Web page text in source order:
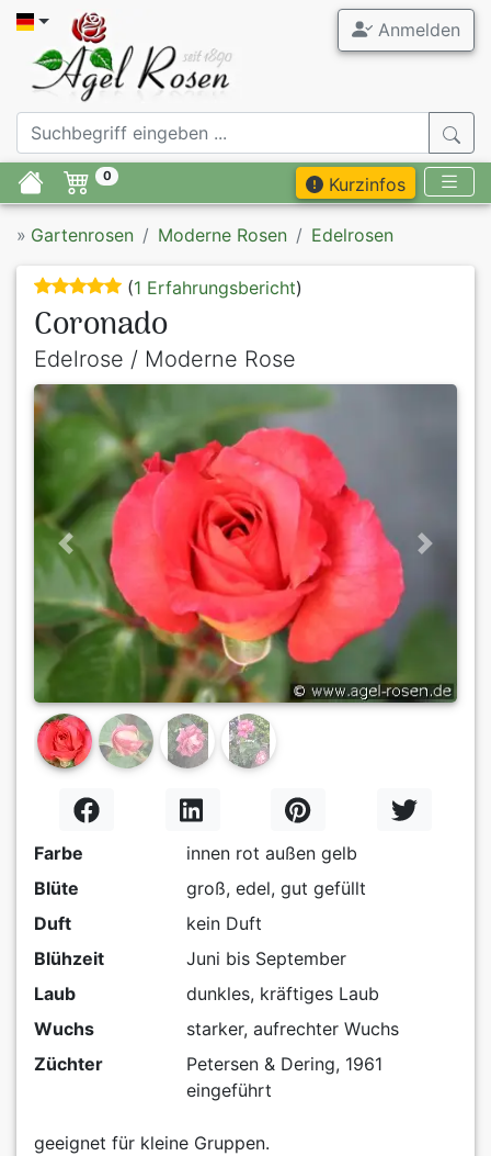
Anmelden
0 Kurzinfos
» Gartenrosen Moderne Rosen Edelrosen
(1 Erfahrungsbericht)
Coronado
Edelrose / Moderne Rose
Previous Next
Farbe
innen rot außen gelb
Blüte
groß, edel, gut gefüllt
Duft
kein Duft
Blühzeit
Juni bis September
Laub
dunkles, kräftiges Laub
Wuchs
starker, aufrechter Wuchs
Züchter
Petersen & Dering, 1961
eingeführt
geeignet für kleine Gruppen.